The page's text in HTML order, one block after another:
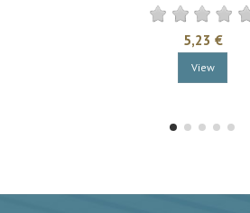
5,23 €
View